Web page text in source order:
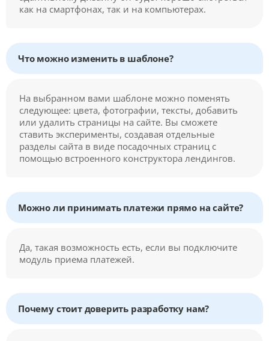
как на смартфонах, так и на компьютерах.
Что можно изменить в шаблоне?
На выбранном вами шаблоне можно поменять
следующее: цвета, фотографии, тексты, добавить
или удалить страницы на сайте. Вы сможете
ставить эксперименты, создавая отдельные
разделы сайта в виде посадочных страниц с
помощью встроенного конструктора лендингов.
Можно ли принимать платежи прямо на сайте?
Да, такая возможность есть, если вы подключите
модуль приема платежей.
Почему стоит доверить разработку нам?